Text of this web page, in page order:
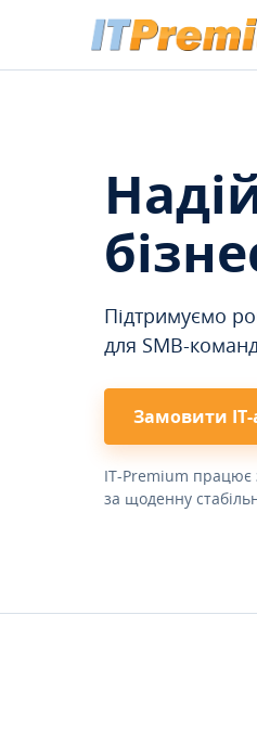
Підтримуємо
для SMB-
Замовити
IT-Premium працює
за щоденну